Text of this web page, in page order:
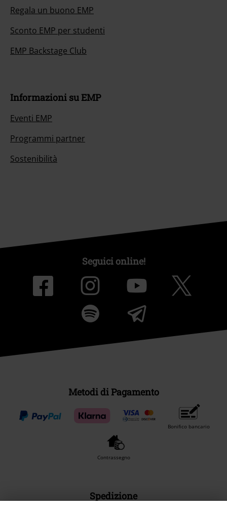
Regala un buono EMP
Sconto EMP per studenti
EMP Backstage Club
Informazioni su EMP
Eventi EMP
Programmi partner
Sostenibilità
Seguici online!
Metodi di Pagamento
Bonifico bancario
Contrassegno
Spedizione